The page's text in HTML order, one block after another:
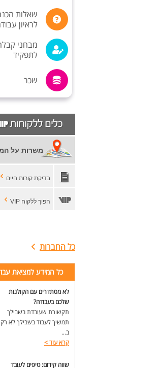
שאלות
לראיון
מבחני
לתפקיד
שכר
משרות על
בדיקת קורות חיים
הפוך ללקוח VIP
כל החברות
כל המידע למציאת
לא מסתדרים עם הקולגות
שלכם בעבודה?
תקשורת שעובדת בשבילך
תמשיך לעבוד בשבילך לא רק
ב...
קרא עוד>
שווה קידום: טיפים לעובד